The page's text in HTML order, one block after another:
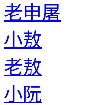
老申屠
小敖
老敖
小阮